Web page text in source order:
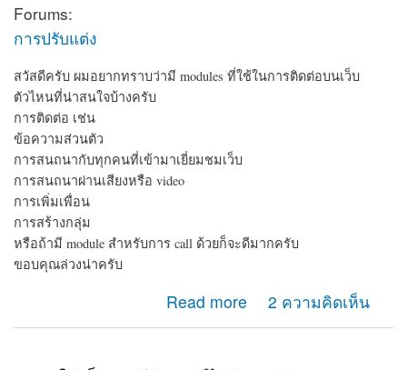
Forums:
การปรับแต่ง
สวัสดีครับ ผมอยากทราบว่ามี modules ที่ใช้ในการติดต่อบนเว็บ
ตัวไหนที่น่าสนใจบ้างครับ
การติดต่อ เช่น
ข้อความส่วนตัว
การสนถนากับทุกคนที่เข้ามาเยี่ยมชมเว็บ
การสนถนาผ่านเสียงหรือ video
การเพิ่มเพื่อน
การสร้างกลุ่ม
หรือถ้ามี module สำหรับการ call ด้วยก็จะดีมากครับ
ขอบคุณล่วงน่าครับ
Read more 2 ความคิดเห็น